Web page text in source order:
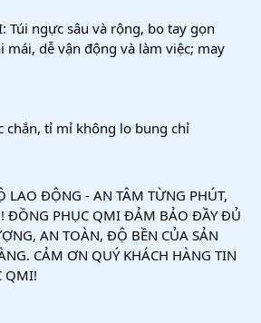
Túi ngực sâu và rộng, bo tay gọn
mái, dễ vận động và làm việc; may
chắn, tỉ mỉ không lo bung chỉ
LAO ĐỘNG - AN TÂM TỪNG PHÚT,
ĐỒNG PHỤC QMI ĐẢM BẢO ĐẦY ĐỦ
AN TOÀN, ĐỘ BỀN CỦA SẢN
CẢM ƠN QUÝ KHÁCH HÀNG TIN
QMI!